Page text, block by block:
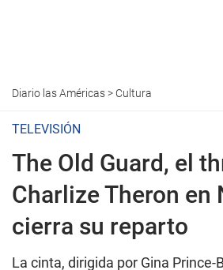
Diario las Américas> Cultura
TELEVISIÓN
The Old Guard, el
Charlize Theron en
cierra su reparto
La cinta, dirigida por Gina